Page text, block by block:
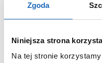
Zgoda
Niniejsza strona
Na tej stronie
Dane producenta